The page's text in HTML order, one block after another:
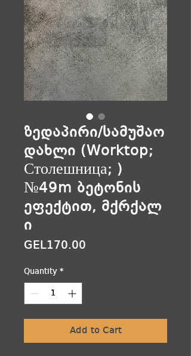
ზედაპირი/სამუშაო
დახლი (Worktop;
Столешница; )
№49m ბეტონის
ეფექტით, მქრქალ
ი
GEL170.00
Quantity *
Add to Cart